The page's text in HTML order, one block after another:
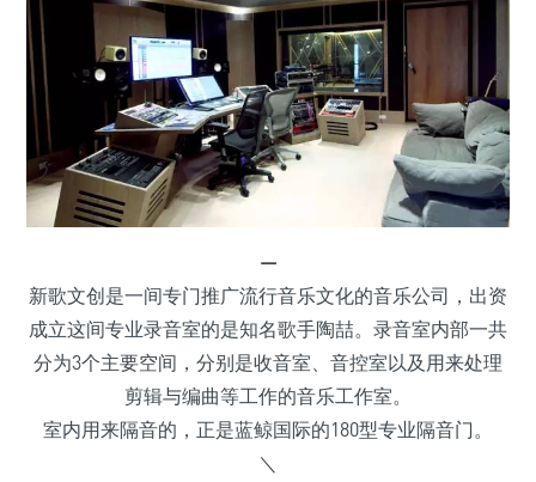
—
新歌文创是一间专门推广流行音乐文化的音乐公司，出资
成立这间专业录音室的是知名歌手陶喆。录音室内部一共
分为3个主要空间，分别是收音室、音控室以及用来处理
剪辑与编曲等工作的音乐工作室。
室内用来隔音的，正是蓝鲸国际的180型专业隔音门。
＼